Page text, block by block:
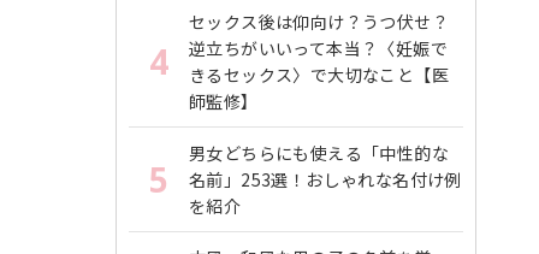
4
セックス後は仰向け？うつ伏せ？
逆立ちがいいって本当？〈妊娠で
きるセックス〉で大切なこと【医
師監修】
5
男女どちらにも使える「中性的な
名前」253選！おしゃれな名付け例
を紹介